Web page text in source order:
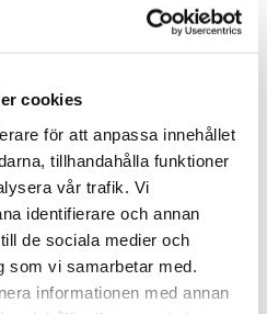
cookies
för att anpassa innehållet
tillhandahålla funktioner
vår trafik. Vi
identifierare och annan
de sociala medier och
som vi samarbetar med.
informationen med annan
ersättning
(split) i Acrinova fastställd till 3